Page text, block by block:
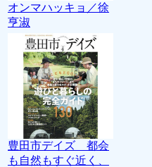
オンマハッキョ／徐
亨淑
豊田市デイズ 都会
も自然もすぐ近く、